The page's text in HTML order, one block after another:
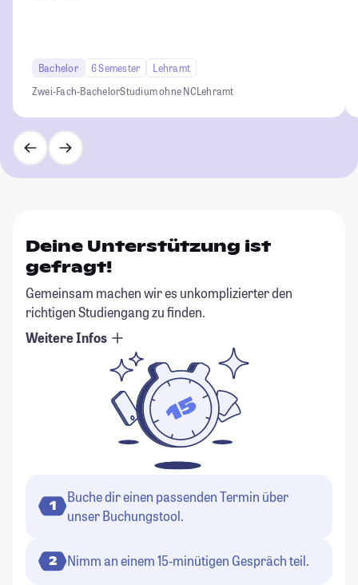
Bachelor 6 Semester
Lehramt
Zwei-Fach-BachelorStudium ohne NCLehramt
Deine Unterstützung ist
gefragt!
Gemeinsam machen wir es unkomplizierter den
richtigen Studiengang zu finden.
Weitere Infos
1
Buche dir einen passenden Termin über
unser Buchungstool.
2 Nimm an einem 15-minütigen Gespräch teil.